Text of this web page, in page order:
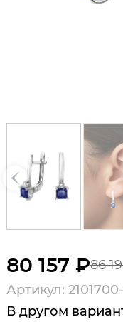
80 157 ₽86
Артикул:
В другом